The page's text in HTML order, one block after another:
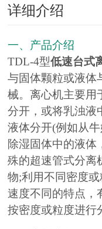
详细介绍
一、产品介绍
TDL-4型低速台式
与固体颗粒或液体
械。离心机主要用
分开，或将乳浊液
液体分开(例如从
除湿固体中的液体
殊的超速管式分离
物;利用不同密度
速度不同的特点，
按密度或粒度进行